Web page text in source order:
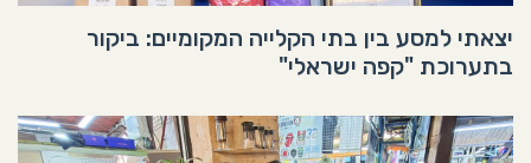
יצאתי למסע בין בתי הקלייה המקומיים: ביקור
בתערוכת "קפה ישראלי"